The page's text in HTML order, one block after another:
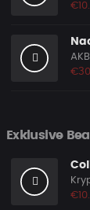
Exklusive